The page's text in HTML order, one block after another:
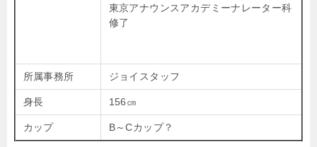
東京アナウンスアカデミーナレーター科
修了
所属事務所 ジョイスタッフ
身長 156㎝
カップ B～Cカップ？